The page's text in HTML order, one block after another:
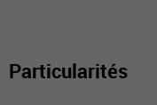
Particularités